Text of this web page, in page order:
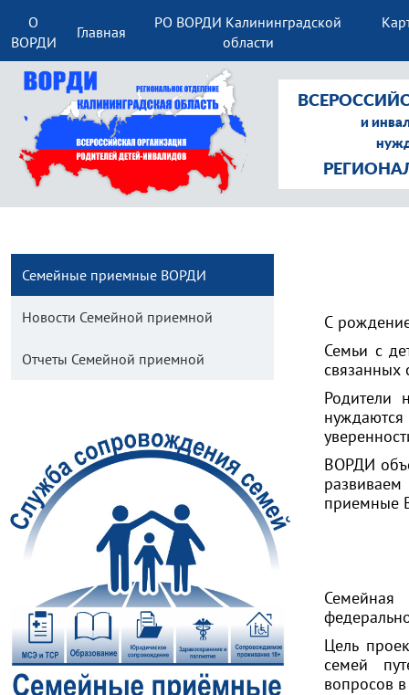
и
О
ВОРДИ
Главная
РО ВОРДИ Калининградской
области
Семейные приемные ВОРДИ
Новости Семейной приемной
Отчеты Семейной приемной
С
Семьи с
связанных
Родители
ВОРДИ
приемные
Цель
семей
вопросов